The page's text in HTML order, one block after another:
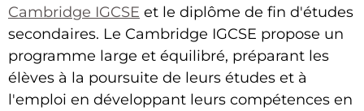
Cambridge IGCSE et le diplôme de fin d'études
secondaires. Le Cambridge IGCSE propose un
programme large et équilibré, préparant les
élèves à la poursuite de leurs études et à
l'emploi en développant leurs compétences en